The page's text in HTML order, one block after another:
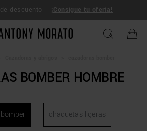
descuento – ¡Consigue tu oferta!
Morato - Official
BOMBER HOMBRE
chaquetas ligeras